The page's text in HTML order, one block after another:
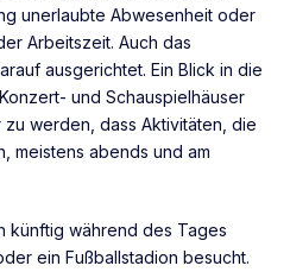
unerlaubte Abwesenheit oder
Arbeitszeit. Auch das
ausgerichtet. Ein Blick in die
und Schauspielhäuser
werden, dass Aktivitäten, die
meistens abends und am
künftig während des Tages
ein Fußballstadion besucht.